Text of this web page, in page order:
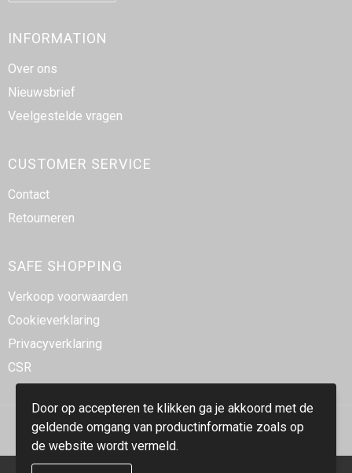
INFORMATION
Over ons
Nieuwsbrief
Veelgestelde vragen
CUSTOMER SERVICE
Contact
Retourneren
SAFE SHOPPING
Verkoop voorwaarden
Cookieverklaring
Privacyverklaring
CSR
Door op accepteren te klikken ga je akkoord met de
geldende omgang van productinformatie zoals op
de website wordt vermeld.